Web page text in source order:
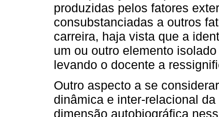
produzidas pelos fatores
consubstanciadas a outros
carreira, haja vista que a
um ou outro elemento
levando o docente a
Outro aspecto a se
dinâmica e inter-relacional
dimensão autobiográfica